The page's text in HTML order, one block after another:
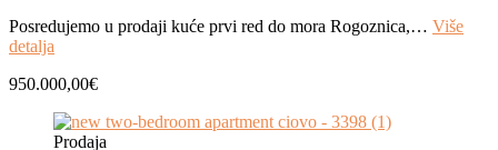
Posredujemo u prodaji kuće prvi red do mora Rogoznica,… Više
detalja
950.000,00€
Prodaja